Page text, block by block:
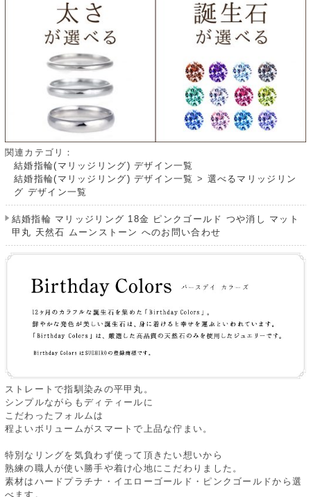
関連カテゴリ：
結婚指輪(マリッジリング) デザイン一覧
結婚指輪(マリッジリング) デザイン一覧 > 選べるマリッジリン
グ デザイン一覧
結婚指輪 マリッジリング 18金 ピンクゴールド つや消し マット
甲丸 天然石 ムーンストーン へのお問い合わせ
ストレートで指馴染みの平甲丸。
シンプルながらもディティールに
こだわったフォルムは
程よいボリュームがスマートで上品な佇まい。
特別なリングを気負わず使って頂きたい想いから
熟練の職人が使い勝手や着け心地にこだわりました。
素材はハードプラチナ・イエローゴールド・ピンクゴールドから選
べます。